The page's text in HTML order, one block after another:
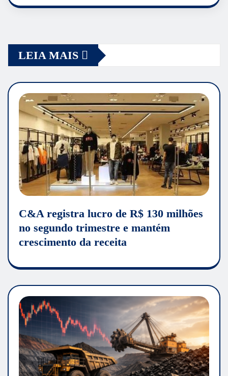
LEIA MAIS
C&A registra lucro de R$ 130 milhões
no segundo trimestre e mantém
crescimento da receita